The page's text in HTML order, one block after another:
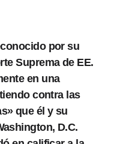
por su
Suprema de EE.
en una
contra las
que él y su
D.C.